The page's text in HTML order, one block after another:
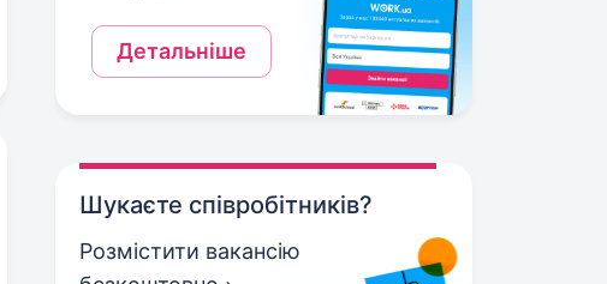
Детальніше
Шукаєте співробітників?
Розмістити вакансію